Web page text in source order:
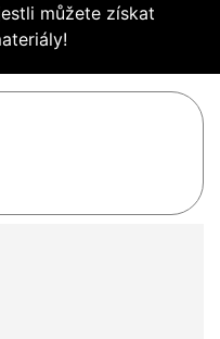
můžete získat